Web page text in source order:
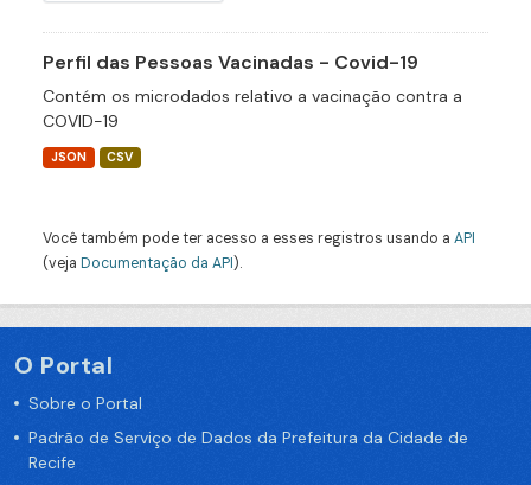
Perfil das Pessoas Vacinadas - Covid-19
Contém os microdados relativo a vacinação contra a
COVID-19
JSON CSV
Você também pode ter acesso a esses registros usando a API
(veja Documentação da API).
O Portal
Sobre o Portal
Padrão de Serviço de Dados da Prefeitura da Cidade de
Recife